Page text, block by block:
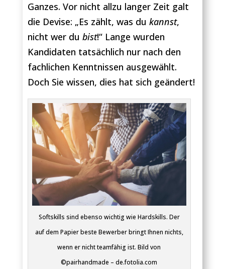
Ganzes. Vor nicht allzu langer Zeit galt
die Devise: „Es zählt, was du kannst,
nicht wer du bist!“ Lange wurden
Kandidaten tatsächlich nur nach den
fachlichen Kenntnissen ausgewählt.
Doch Sie wissen, dies hat sich geändert!
Softskills sind ebenso wichtig wie Hardskills. Der
auf dem Papier beste Bewerber bringt Ihnen nichts,
wenn er nicht teamfähig ist. Bild von
©pairhandmade – de.fotolia.com